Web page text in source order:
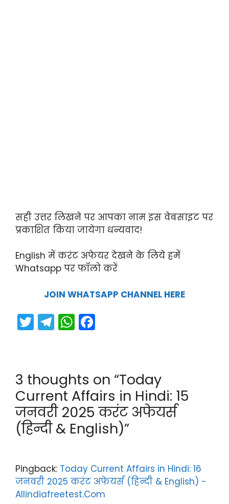
सही उत्तर लिखने पर आपका नाम इस वेबसाइट पर
प्रकाशित किया जायेगा धन्यवाद!
English में करंट अफेयर देखने के लिये हमें
Whatsapp पर फॉलो करें
JOIN WHATSAPP CHANNEL HERE
T
w
er
T
el
gr
a
m
W
h
ts
A
p
p
e
b
o
o
k
3 thoughts on “Today
Current Affairs in Hindi: 15
जनवरी 2025 करंट अफेयर्स
(हिन्दी & English)”
Pingback: Today Current Affairs in Hindi: 16
जनवरी 2025 करंट अफेयर्स (हिन्दी & English) -
Allindiafreetest.Com